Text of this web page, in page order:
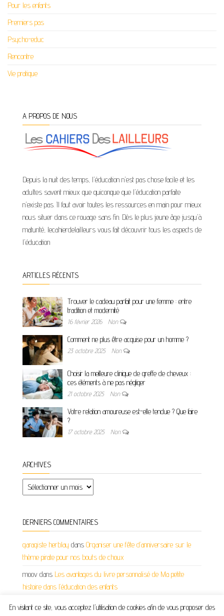
Pour les enfants
Premiers pas
Psycho-educ
Rencontre
Vie pratique
A PROPOS DE NOUS
Depuis la nuit des temps, l'éducation n'est pas chose facile et les
adultes savent mieux que quiconque que l'éducation parfaite
n'existe pas. Il faut avoir toutes les ressources en main pour mieux
nous situer dans ce rouage sans fin. Dès le plus jeune âge jusqu'à
maturité, lecahierdelailleurs vous fait découvrir tous les aspects de
l'éducation
ARTICLES RÉCENTS
Trouver le cadeau parfait pour une femme : entre
tradition et modernité
16 février 2026 Non
Comment ne plus être acquise pour un homme ?
23 octobre 2025 Non
Choisir la meilleure clinique de greffe de cheveux :
ces éléments à ne pas négliger
21 octobre 2025 Non
Votre relation amoureuse est-elle tendue ? Que faire
?
17 octobre 2025 Non
ARCHIVES
Archives
DERNIERS COMMENTAIRES
garagiste herblay dans Organiser une fête d’anniversaire sur le
thème pirate pour nos bouts de choux
moov dans Les avantages du livre personnalisé de Ma petite
histoire dans l’éducation des enfants
En visitant ce site, vous acceptez l'utilisation de cookies afin de vous proposer des